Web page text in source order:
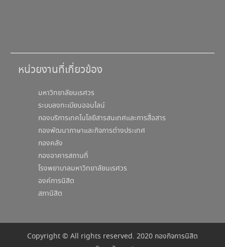
หน่วยงานที่เกี่ยวข้อง
มหาวิทยาลัยนเรศวร
ระบบลงทะเบียนออนไลน์
กองบริการเทคโนโลยีสารสนเทศและการสื่อสาร
กองพัฒนาภาษาและกิจการต่างประเทศ
กองคลัง
กองอาคารสถานที่
โรงพยาบาลมหาวิทยาลัยนเรศวร
องค์การนิสิต
สภานิสิต
Copyright © All rights reserved. 2020 กองกิจการนิสิต